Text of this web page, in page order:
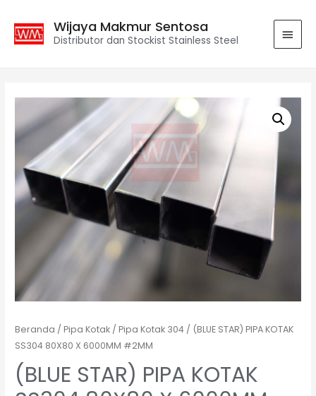
Wijaya Makmur Sentosa
Distributor dan Stockist Stainless Steel
Beranda /Pipa Kotak /Pipa Kotak 304 / (BLUE STAR) PIPA KOTAK
SS304 80X80 X 6000MM #2MM
(BLUE STAR) PIPA KOTAK